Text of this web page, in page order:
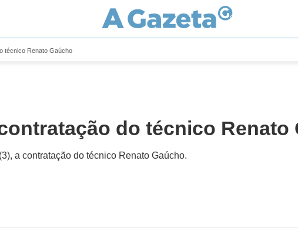
técnico Renato Gaúcho
do técnico Renato
a contratação do técnico Renato Gaúcho.